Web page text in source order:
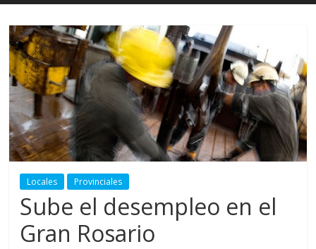
Locales Provinciales
Sube el desempleo en el
Gran Rosario